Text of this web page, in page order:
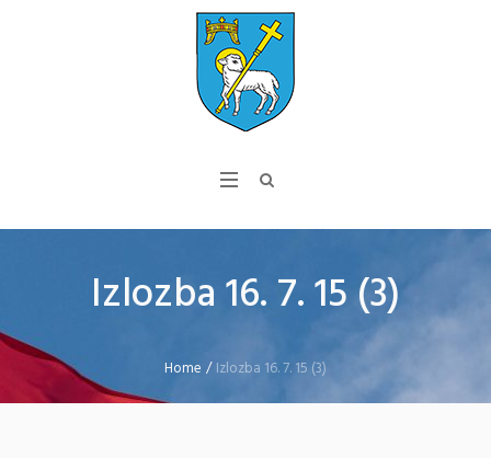
Izlozba 16. 7. 15 (3)
Home /Izlozba 16. 7. 15 (3)